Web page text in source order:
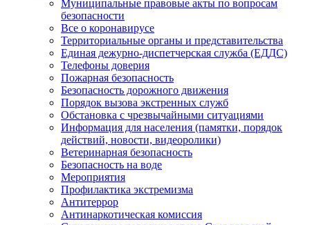
Муниципальные правовые акты по вопросам
безопасности
Все о коронавирусе
Территориальные органы и представительства
Единая дежурно-диспетчерская служба (ЕДДС)
Телефоны доверия
Пожарная безопасность
Безопасность дорожного движения
Порядок вызова экстренных служб
Обстановка с чрезвычайными ситуациями
Информация для населения (памятки, порядок
действий, новости, видеоролики)
Ветеринарная безопасность
Безопасность на воде
Мероприятия
Профилактика экстремизма
Антитеррор
Антинаркотическая комиссия